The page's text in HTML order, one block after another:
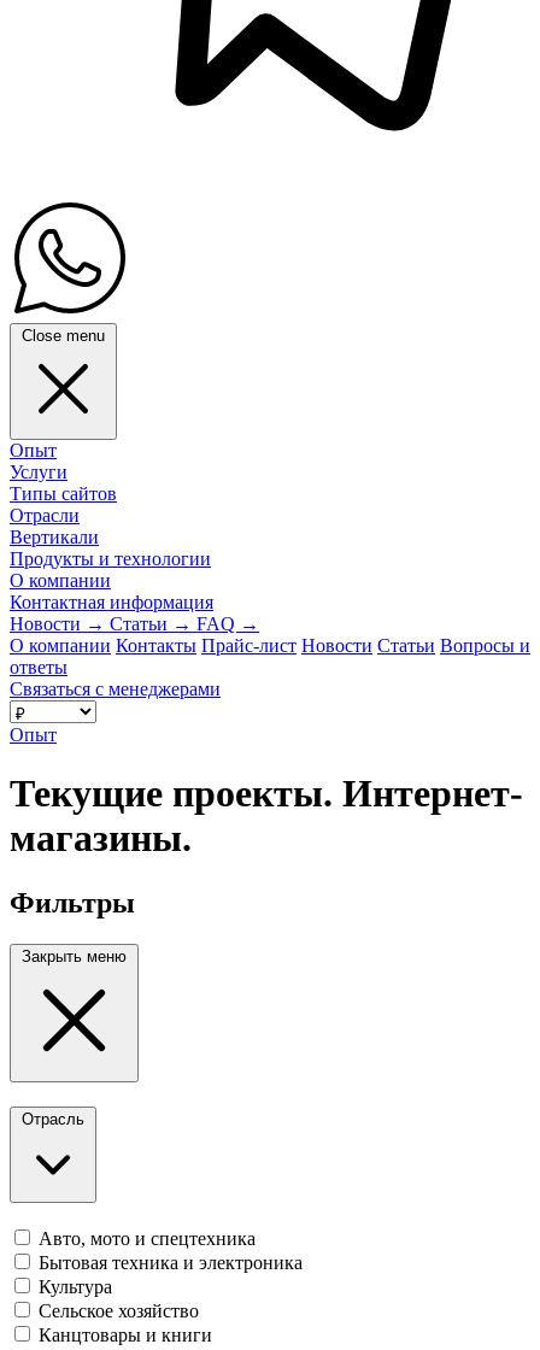
Close menu
Опыт
Услуги
Типы сайтов
Отрасли
Вертикали
Продукты и технологии
О компании
Контактная информация
Новости → Статьи → FAQ →
О компании Контакты Прайс-лист Новости Статьи Вопросы и
ответы
Связаться с менеджерами
Опыт
Текущие проекты. Интернет-
магазины.
Фильтры
Закрыть меню
Отрасль
Авто, мото и спецтехника
Бытовая техника и электроника
Культура
Сельское хозяйство
Канцтовары и книги